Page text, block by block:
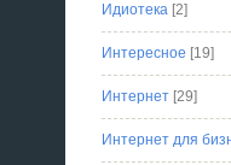
Идиотека[2]
Интересное [19]
Интернет[29]
Интернет для